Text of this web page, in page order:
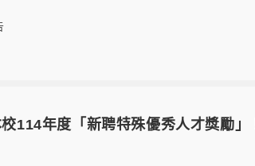
114年度「新聘特殊優秀人才獎勵」